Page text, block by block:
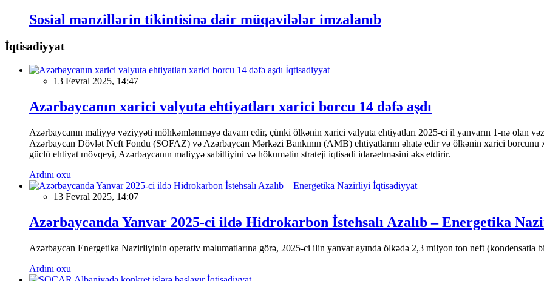
Sosial mənzillərin tikintisinə dair müqavilələr imzalanıb
İqtisadiyyat
İqtisadiyyat
13 Fevral 2025, 14:47
Azərbaycanın xarici valyuta ehtiyatları xarici borcu 14 dəfə aşdı
Azərbaycanın maliyyə vəziyyəti möhkəmlənməyə davam edir, çünki ölkənin xarici valyuta ehtiyatları 2025-ci il yanvarın 1-nə olan
Azərbaycan Dövlət Neft Fondu (SOFAZ) və Azərbaycan Mərkəzi Bankının (AMB) ehtiyatlarını əhatə edir və ölkənin xarici
güclü ehtiyat mövqeyi, Azərbaycanın maliyyə sabitliyini və hökumətin strateji iqtisadi idarəetməsini əks etdirir.
Ardını oxu
İqtisadiyyat
13 Fevral 2025, 14:07
Azərbaycanda Yanvar 2025-ci ildə Hidrokarbon İstehsalı Azalıb – Energetika
Azərbaycan Energetika Nazirliyinin operativ məlumatlarına görə, 2025-ci ilin yanvar ayında ölkədə 2,3 milyon ton neft (kondensatla
Ardını oxu